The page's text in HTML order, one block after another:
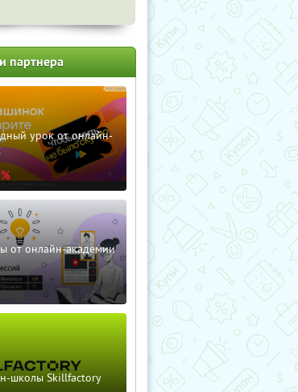
партнера
урок от онлайн-
от онлайн-академии
школы Skillfactory